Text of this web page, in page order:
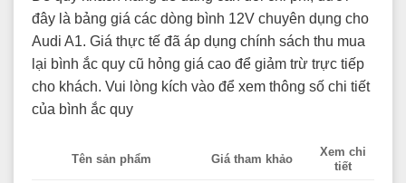
đây là bảng giá các dòng bình 12V chuyên dụng cho
Audi A1. Giá thực tế đã áp dụng chính sách thu mua
lại bình ắc quy cũ hỏng giá cao để giảm trừ trực tiếp
cho khách. Vui lòng kích vào để xem thông số chi tiết
của bình ắc quy
Tên sản phẩm Giá tham khảo
Xem chi
tiết